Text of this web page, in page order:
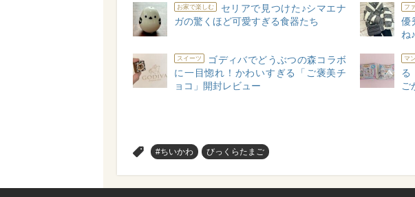
お家で楽しむ
セリアで見つけた♪シマエナ
ガの驚くほど可愛すぎる食器たち
フ
優
ね♪
スイーツ
ゴディバでどうぶつの森コラボ
に一目惚れ！かわいすぎる「ご褒美チ
ョコ」開封レビュー
マ
る
ご
#ちいかわ びっくらたまご